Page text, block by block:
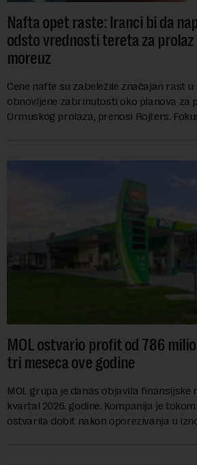
Nafta opet raste: Iranci bi da
odsto vrednosti tereta za
moreuz
Cene nafte su zabeležile značajan rast u
obnovljene zabrinutosti oko planova za
Ormuskog prolaza, prenosi Rojters.
MOL ostvario profit od 786
tri meseca ove godine
MOL grupa je danas objavila finansijske
kvartal 2026. godine. Kompanija je
ostvarila dobit nakon oporezivanja u